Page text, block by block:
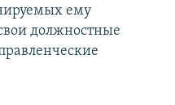
ему
должностные